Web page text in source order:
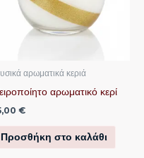
αρωματικά κεριά
αρωματικό κερί
€
Προσθήκη στο καλάθι